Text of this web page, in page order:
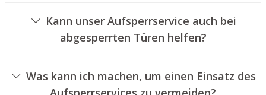
Türschlössern an.
Kann unser Aufsperrservice auch bei
abgesperrten Türen helfen?
öffnen. Dies kann jedoch in der Regel nicht erfolgen,
ohne das Türschloss aufzubohren. Wir setzen Ihnen
Was kann ich machen, um einen Einsatz des